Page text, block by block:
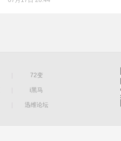
| 72变
| i黑马
|
迅维论坛